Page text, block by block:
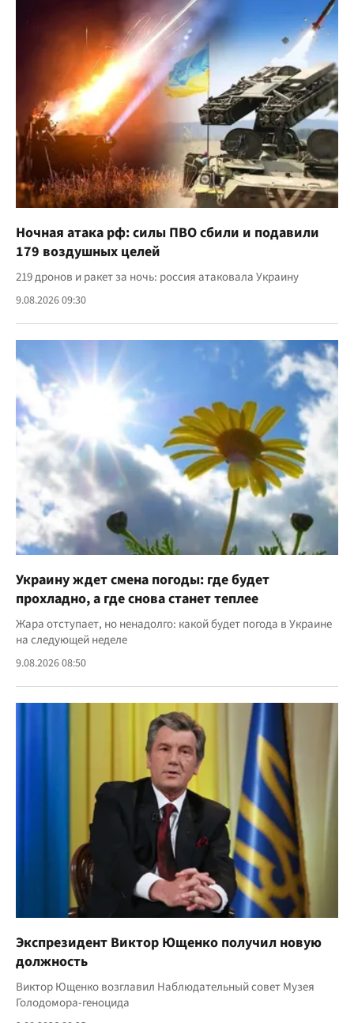
Ночная атака рф: силы ПВО сбили и подавили
179 воздушных целей
219 дронов и ракет за ночь: россия атаковала Украину
9.08.2026 09:30
Украину ждет смена погоды: где будет
прохладно, а где снова станет теплее
Жара отступает, но ненадолго: какой будет погода в Украине
на следующей неделе
9.08.2026 08:50
Экспрезидент Виктор Ющенко получил новую
должность
Виктор Ющенко возглавил Наблюдательный совет Музея
Голодомора-геноцида